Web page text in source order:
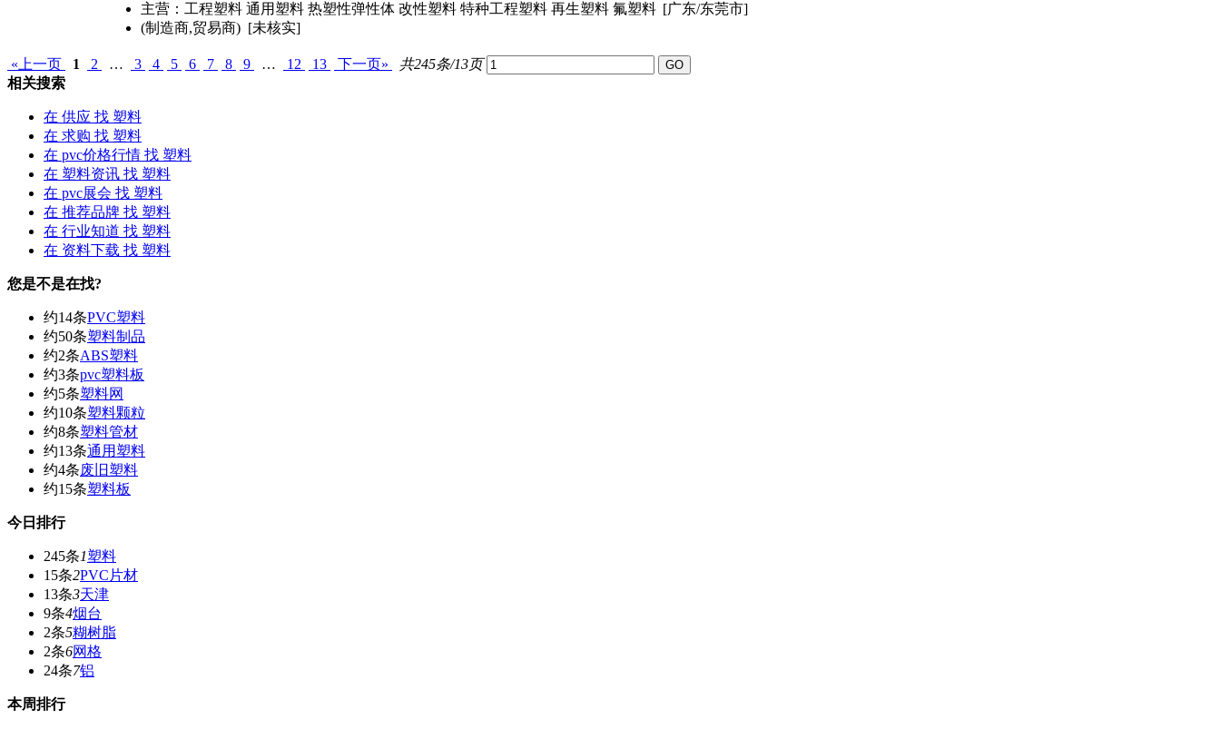
主营：工程塑料 通用塑料 热塑性弹性体 改性塑料 特种工程塑料 再生塑料 氟塑料
(制造商,贸易商) [未核实]
[广东/东莞市]
«上一页 1 2 … 3 4 5 6 7 8 9 … 12 13 下一页»
共245条/13页
相关搜索
在 供应 找 塑料
在 求购 找 塑料
在 pvc价格行情 找 塑料
在 塑料资讯 找 塑料
在 pvc展会 找 塑料
在 推荐品牌 找 塑料
在 行业知道 找 塑料
在 资料下载 找 塑料
您是不是在找?
约14条PVC塑料
约50条塑料制品
约2条ABS塑料
约3条pvc塑料板
约5条塑料网
约10条塑料颗粒
约8条塑料管材
约13条通用塑料
约4条废旧塑料
约15条塑料板
今日排行
245条1塑料
15条2PVC片材
13条3天津
9条4烟台
2条5糊树脂
2条6网格
24条7铝
本周排行